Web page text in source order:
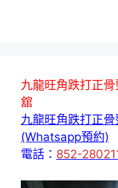
九龍旺角跌打正
舘
九龍旺角跌打正
(Whatsapp預約)
電話： 852-